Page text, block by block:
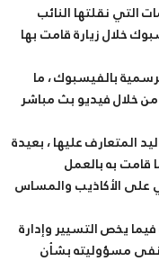
التي نقلتها النائب
خلال زيارة قامت بها
بالفيسبوك ، ما
خلال فيديو بث مباشر
المتعارف عليها ، بعيدة
قامت به بالعمل
على الأكاذيب والمساس
يخص التسيير وإدارة
نفى مسؤوليته بشأن